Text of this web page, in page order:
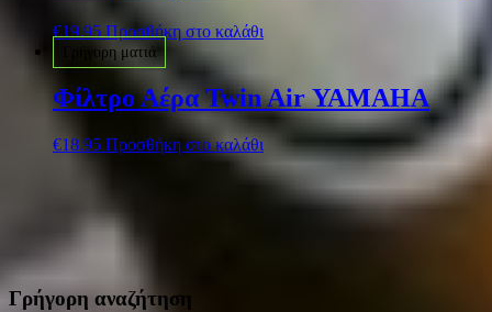
€19.95 Προσθήκη στο καλάθι
Γρήγορη ματιά
Φίλτρο Αέρα Twin Air ΥΑΜΑΗΑ
€18.95 Προσθήκη στο καλάθι
Γρήγορη αναζήτηση